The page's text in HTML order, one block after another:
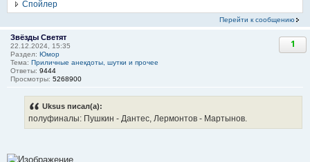
Спойлер
Перейти к сообщению
Звёзды Светят
22.12.2024, 15:35
Раздел: Юмор
Тема: Приличные анекдоты, шутки и прочее
Ответы: 9444
Просмотры: 5268900
1
Uksus писал(а):
полуфиналы: Пушкин - Дантес, Лермонтов - Мартынов.